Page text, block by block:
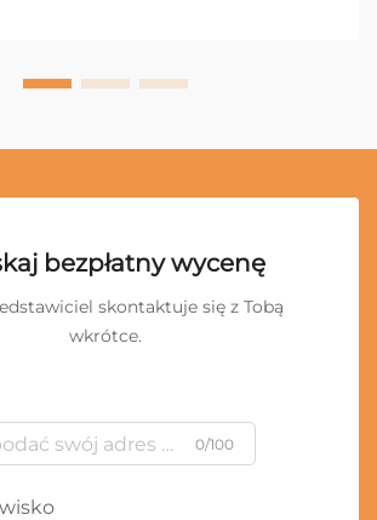
bezpłatny wycenę
skontaktuje się z Tobą
wkrótce.
0/100